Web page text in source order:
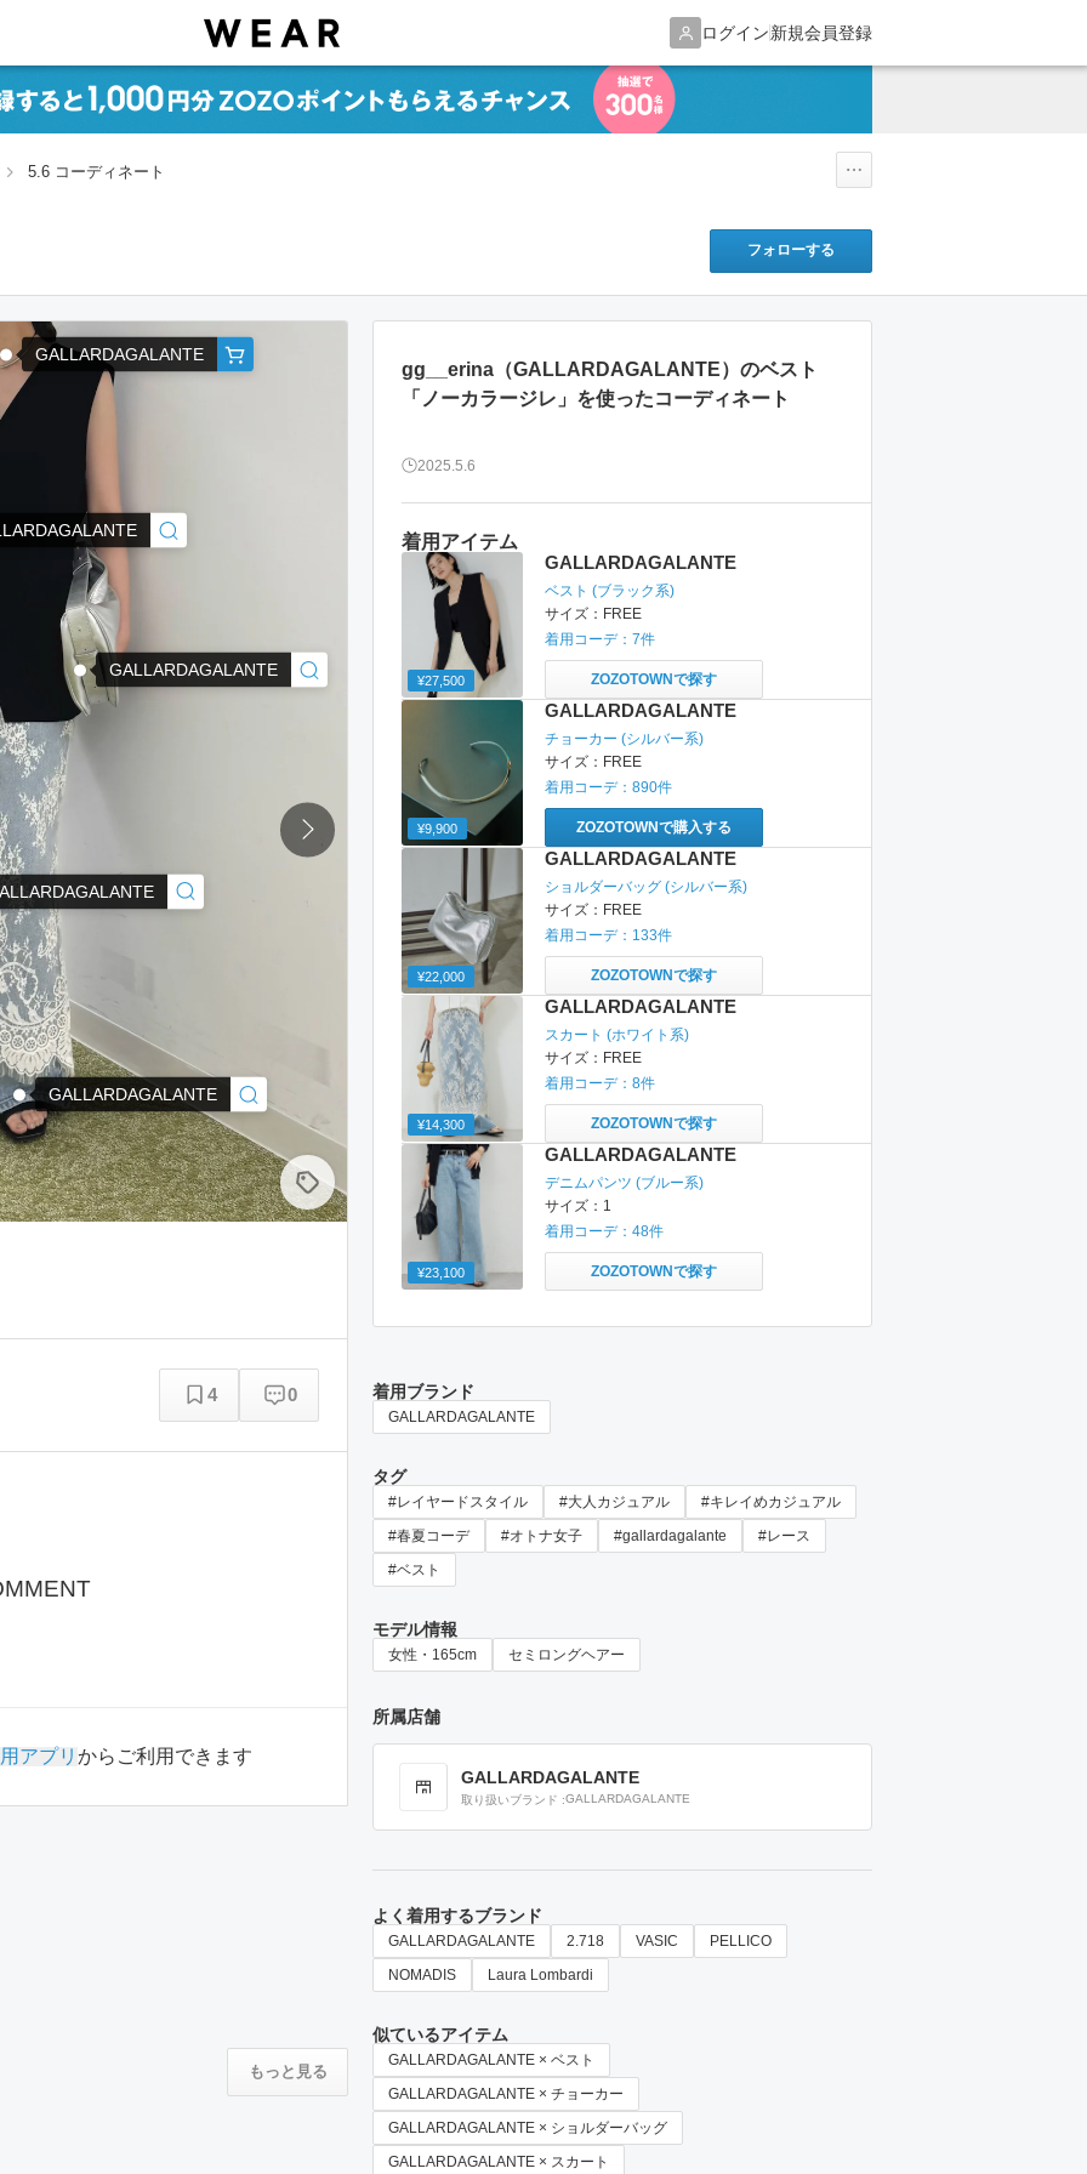
ログイン新規会員登録
5.6 コーディネート
フォローする
GALLARDAGALANTE
GALLARDAGALANTE
GALLARDAGALANTE
4 0
アプリ からご利用できます
着用アイテム
¥27,500
GALLARDAGALANTE
ベスト (ブラック系)
サイズ： FREE
着用コーデ： 7件
ZOZOTOWNで探す
¥9,900
GALLARDAGALANTE
チョーカー (シルバー系)
サイズ： FREE
着用コーデ： 890件
ZOZOTOWNで購入する
¥22,000
GALLARDAGALANTE
ショルダーバッグ (シルバー系)
サイズ： FREE
着用コーデ： 133件
ZOZOTOWNで探す
¥14,300
GALLARDAGALANTE
スカート (ホワイト系)
サイズ： FREE
着用コーデ： 8件
ZOZOTOWNで探す
¥23,100
GALLARDAGALANTE
デニムパンツ (ブルー系)
サイズ： 1
着用コーデ： 48件
ZOZOTOWNで探す
gg__erina（GALLARDAGALANTE）のベスト
「ノーカラージレ」を使ったコーディネート
2025.5.6
着用ブランド
GALLARDAGALANTE
タグ
#レイヤードスタイル #大人カジュアル
#キレイめカジュアル
#春夏コーデ
#オトナ女子 #gallardagalante
#レース
#ベスト
モデル情報
女性・165cm セミロングヘアー
所属店舗
GALLARDAGALANTE
取り扱いブランド GALLARDAGALANTE
よく着用するブランド
GALLARDAGALANTE 2.718 VASIC
PELLICO
NOMADIS
Laura Lombardi
似ているアイテム
GALLARDAGALANTE × ベスト
GALLARDAGALANTE × チョーカー
GALLARDAGALANTE × ショルダーバッグ
GALLARDAGALANTE × スカート
もっと見る